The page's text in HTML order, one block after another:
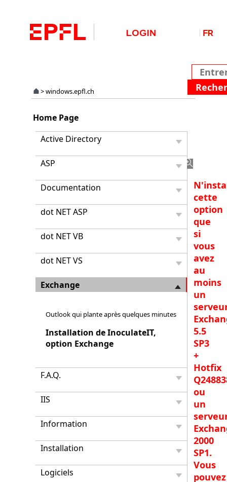
>windows.epfl.ch
Home Page
Active Directory
ASP
Documentation
dot NET ASP
dot NET VB
dot NET VS
Exchange
Outlook qui plante après quelques minutes
Installation de InoculateIT,
option Exchange
F.A.Q.
IIS
Information
Installation
Logiciels
cette
option
que
si
vous
avez
au
moins
un
5.5
SP3
+
Hotfix
ou
un
2000
SP1.
Vous
pouvez